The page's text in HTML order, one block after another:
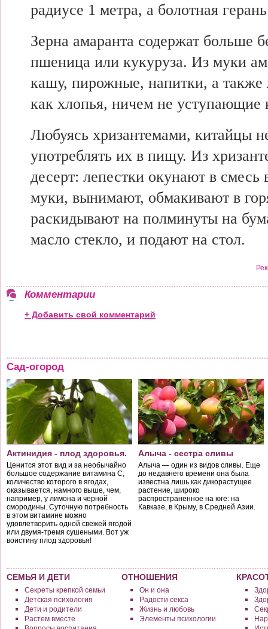
радиусе 1 метра, а болотная
Зерна амаранта содержат больше
пшеница или кукуруза. Из муки
кашу, пирожные, напитки, а также
как хлопья, ничем не уступающие
Любуясь хризантемами, китайцы
употреблять их в пищу. Из
десерт: лепестки окунают в смесь
муки, вынимают, обмакивают в
раскидывают на полминуты на
масло стекло, и подают на стол.
Комментарии
+ Добавить свой комментарий
Сад-огород
Актинидия - плод здоровья.
Ценится этот вид и за необычайно
большое содержание витамина С,
количество которого в ягодах,
оказывается, намного выше, чем,
например, у лимона и черной
смородины. Суточную потребность
в этом витамине можно
удовлетворить одной свежей ягодой
или двумя-тремя сушеными. Вот уж
воистину плод здоровья!
Алыча - сестра сливы
Алыча — один из видов сливы. Еще
до недавнего времени она была
известна лишь как дикорастущее
растение, широко
распространенное на юге: на
Кавказе, в Крыму, в Средней Азии.
СЕМЬЯ И ДЕТИ
Секреты крепкой семьи
Детская психология
Дети и родители
Растем вместе
ОТНОШЕНИЯ
Он и она
Радости секса
Жизнь и любовь
Элементы психологии